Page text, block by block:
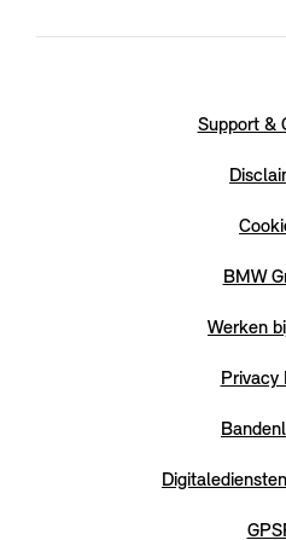
Support &
BMW
Werken
Privacy